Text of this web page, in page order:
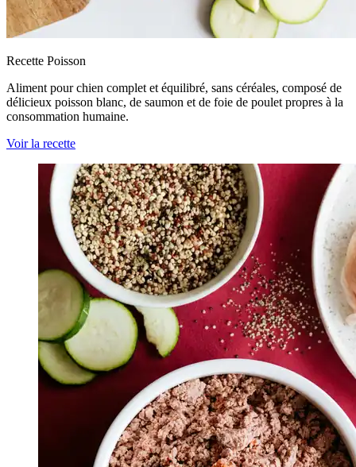
Recette Poisson
Aliment pour chien complet et équilibré, sans céréales, composé de
délicieux poisson blanc, de saumon et de foie de poulet propres à la
consommation humaine.
Voir la recette